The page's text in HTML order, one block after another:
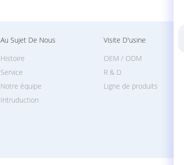
Au Sujet De Nous
Intruduction
Histoire
Service
Notre équipe
Visite D'usine
Ligne de produits
OEM / ODM
R & D